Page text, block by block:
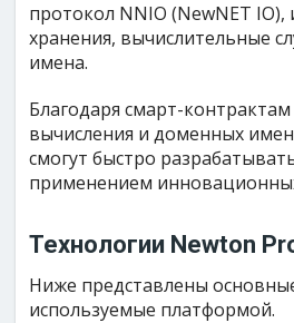
протокол NNIO (NewNET IO),
хранения, вычислительные
имена.
Благодаря смарт-
вычисления и доменных
смогут быстро
применением
Технологии Newton
Ниже представлены
используемые платформой.